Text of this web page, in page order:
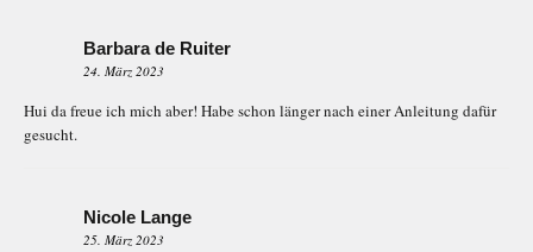
Barbara de Ruiter
24. März 2023
Hui da freue ich mich aber! Habe schon länger nach einer Anleitung dafür
gesucht.
Nicole Lange
25. März 2023